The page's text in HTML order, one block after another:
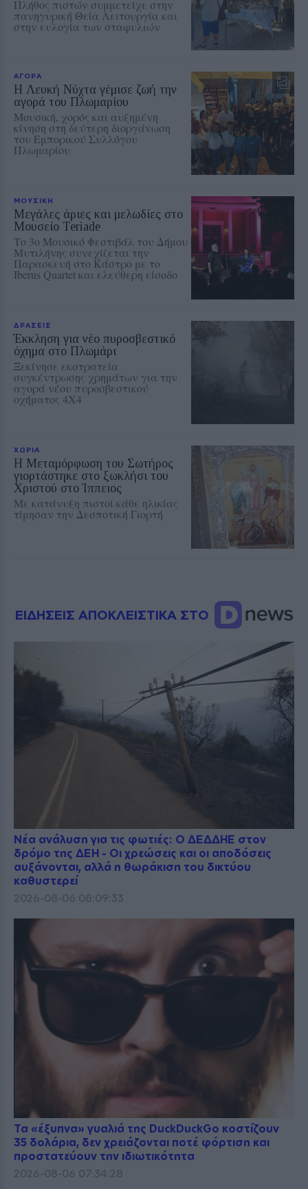
Πλήθος πιστών συμμετείχε στην
πανηγυρική Θεία Λειτουργία και
στην ευλογία των σταφυλιών
ΑΓΟΡΑ
Η Λευκή Νύχτα γέμισε ζωή την
αγορά του Πλωμαρίου
Μουσική, χορός και αυξημένη
κίνηση στη δεύτερη διοργάνωση
του Εμπορικού Συλλόγου
Πλωμαρίου
ΜΟΥΣΙΚΗ
Μεγάλες άριες και μελωδίες στο
Μουσείο Teriade
Το 3ο Μουσικό Φεστιβάλ του Δήμου
Μυτιλήνης συνεχίζεται την
Παρασκευή στο Κάστρο με το
Iberus Quartet και ελεύθερη είσοδο
ΔΡΑΣΕΙΣ
Έκκληση για νέο πυροσβεστικό
όχημα στο Πλωμάρι
Ξεκίνησε εκστρατεία
συγκέντρωσης χρημάτων για την
αγορά νέου πυροσβεστικού
οχήματος 4Χ4
ΧΩΡΙΑ
Η Μεταμόρφωση του Σωτήρος
γιορτάστηκε στο ξωκλήσι του
Χριστού στο Ίππειος
Με κατάνυξη πιστοί κάθε ηλικίας
τίμησαν την Δεσποτική Γιορτή
ΕΙΔΗΣΕΙΣ ΑΠΟΚΛΕΙΣΤΙΚΑ ΣΤΟ
Νέα ανάλυση για τις φωτιές: Ο ΔΕΔΔΗΕ στον
δρόμο της ΔΕΗ - Οι χρεώσεις και οι αποδόσεις
αυξάνονται, αλλά η θωράκιση του δικτύου
καθυστερεί
2026-08-06 08:09:33
Τα «έξυπνα» γυαλιά της DuckDuckGo κοστίζουν
35 δολάρια, δεν χρειάζονται ποτέ φόρτιση και
προστατεύουν την ιδιωτικότητα
2026-08-06 07:34:28